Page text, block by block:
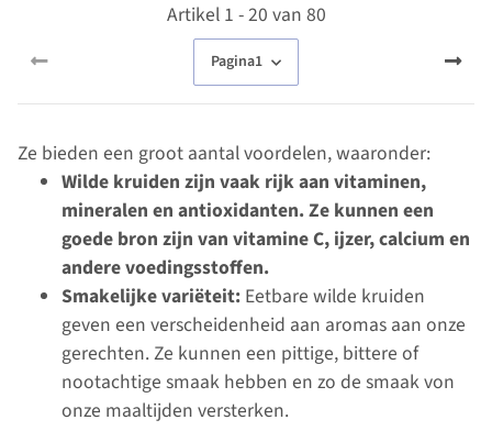
Artikel 1 - 20 van 80
Pagina1
Ze bieden een groot aantal voordelen, waaronder:
Wilde kruiden zijn vaak rijk aan vitaminen,
mineralen en antioxidanten. Ze kunnen een
goede bron zijn van vitamine C, ijzer, calcium en
andere voedingsstoffen.
Smakelijke variëteit: Eetbare wilde kruiden
geven een verscheidenheid aan aromas aan onze
gerechten. Ze kunnen een pittige, bittere of
nootachtige smaak hebben en zo de smaak von
onze maaltijden versterken.